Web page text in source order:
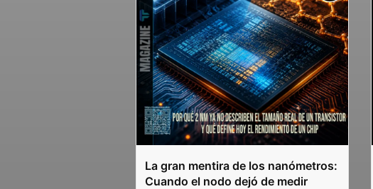
La gran mentira de los nanómetros:
Cuando el nodo dejó de medir